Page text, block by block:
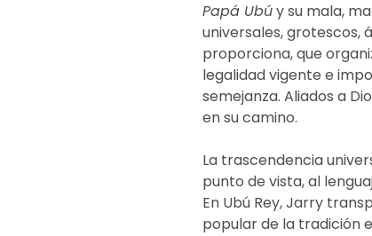
Papá Ubúy su mala,
universales, grotescos,
proporciona, que
legalidad vigente e
semejanza. Aliados a
en su camino.
La trascendencia
punto de vista, al
En Ubú Rey, Jarry
popular de la tradición